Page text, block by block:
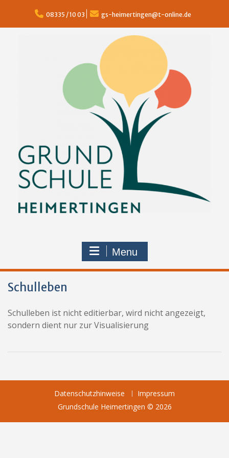
content
08335 / 10 03 gs-heimertingen@t-online.de
Menu
Schulleben
Schulleben ist nicht editierbar, wird nicht angezeigt,
sondern dient nur zur Visualisierung
Datenschutzhinweise
Impressum
Grundschule Heimertingen © 2026